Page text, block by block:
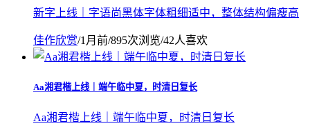
新字上线｜字语尚黑体字体粗细适中，整体结构偏瘦高
佳作欣赏/1月前/895次浏览/42人喜欢
Aa湘君楷上线｜端午临中夏，时清日复长
Aa湘君楷上线｜端午临中夏，时清日复长